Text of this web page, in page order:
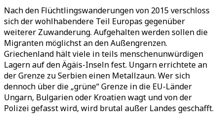
Nach den Flüchtlingswanderungen von 2015 verschloss
sich der wohlhabendere Teil Europas gegenüber
weiterer Zuwanderung. Aufgehalten werden sollen die
Migranten möglichst an den Außengrenzen.
Griechenland hält viele in teils menschenunwürdigen
Lagern auf den Ägäis-Inseln fest. Ungarn errichtete an
der Grenze zu Serbien einen Metallzaun. Wer sich
dennoch über die „grüne“ Grenze in die EU-Länder
Ungarn, Bulgarien oder Kroatien wagt und von der
Polizei gefasst wird, wird brutal außer Landes geschafft.